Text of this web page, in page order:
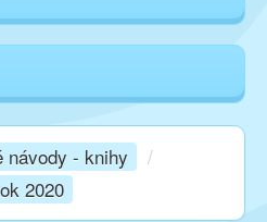
návody - knihy
/
2020